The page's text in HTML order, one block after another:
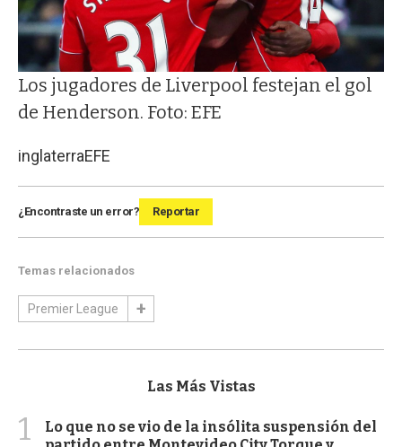
Los jugadores de Liverpool festejan el gol
de Henderson. Foto: EFE
inglaterraEFE
¿Encontraste un error? Reportar
Temas relacionados
Premier League
Las Más Vistas
1
Lo que no se vio de la insólita suspensión del